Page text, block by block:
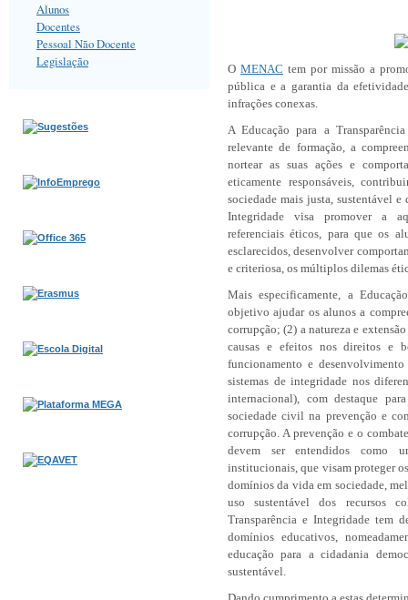
O MENAC tem por missão a
pública e a garantia da
infrações conexas.
A Educação para a
relevante de formação, a
nortear as suas ações e
eticamente responsáveis,
sociedade mais justa, sustentável e
Integridade visa promover a
referenciais éticos, para que os
esclarecidos, desenvolver
e criteriosa, os múltiplos dilemas
Mais especificamente, a
objetivo ajudar os alunos a
corrupção; (2) a natureza e
causas e efeitos nos direitos e
funcionamento e
sistemas de integridade nos
internacional), com destaque
sociedade civil na prevenção e
corrupção. A prevenção e o
devem ser entendidos como
institucionais, que visam proteger
domínios da vida em sociedade,
uso sustentável dos recursos
Transparência e Integridade tem
domínios educativos,
educação para a cidadania
sustentável.
Alunos
Docentes
Pessoal Não Docente
Legislação